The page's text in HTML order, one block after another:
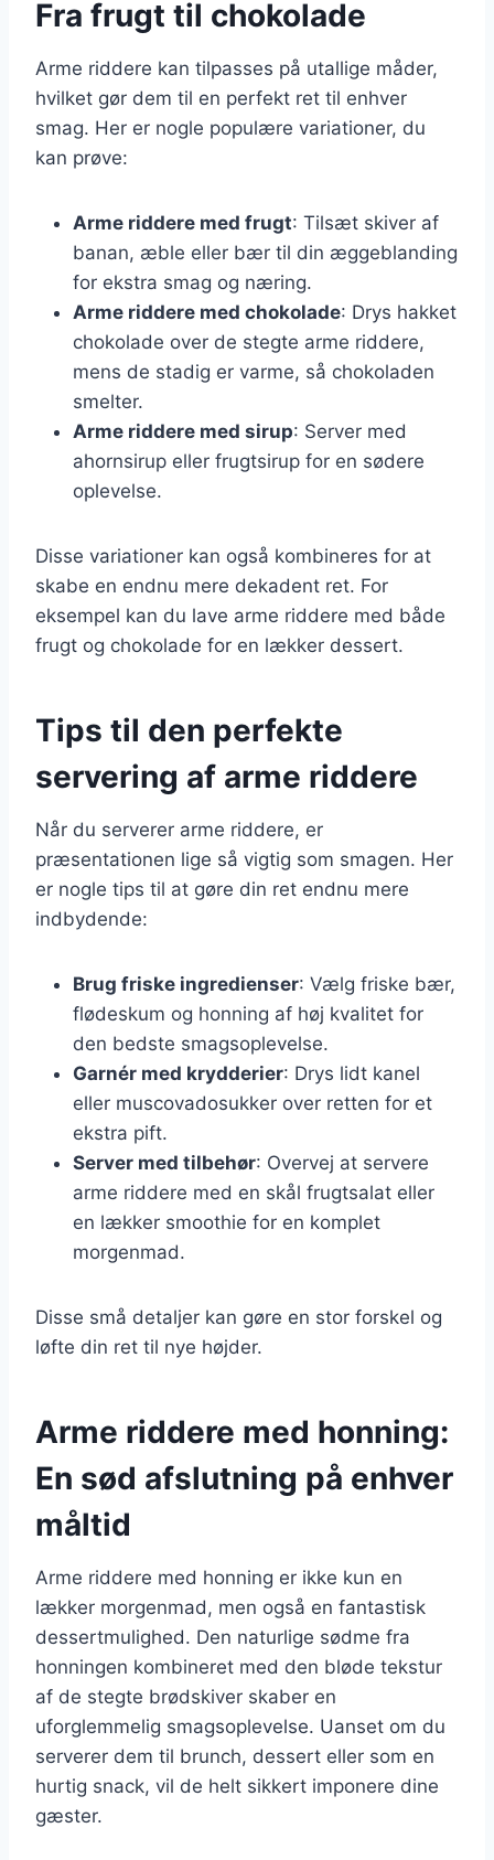
Fra frugt til chokolade
Arme riddere kan tilpasses på utallige måder,
hvilket gør dem til en perfekt ret til enhver
smag. Her er nogle populære variationer, du
kan prøve:
Arme riddere med frugt: Tilsæt skiver af
banan, æble eller bær til din æggeblanding
for ekstra smag og næring.
Arme riddere med chokolade: Drys hakket
chokolade over de stegte arme riddere,
mens de stadig er varme, så chokoladen
smelter.
Arme riddere med sirup: Server med
ahornsirup eller frugtsirup for en sødere
oplevelse.
Disse variationer kan også kombineres for at
skabe en endnu mere dekadent ret. For
eksempel kan du lave arme riddere med både
frugt og chokolade for en lækker dessert.
Tips til den perfekte
servering af arme riddere
Når du serverer arme riddere, er
præsentationen lige så vigtig som smagen. Her
er nogle tips til at gøre din ret endnu mere
indbydende:
Brug friske ingredienser: Vælg friske bær,
flødeskum og honning af høj kvalitet for
den bedste smagsoplevelse.
Garnér med krydderier: Drys lidt kanel
eller muscovadosukker over retten for et
ekstra pift.
Server med tilbehør: Overvej at servere
arme riddere med en skål frugtsalat eller
en lækker smoothie for en komplet
morgenmad.
Disse små detaljer kan gøre en stor forskel og
løfte din ret til nye højder.
Arme riddere med honning:
En sød afslutning på enhver
måltid
Arme riddere med honning er ikke kun en
lækker morgenmad, men også en fantastisk
dessertmulighed. Den naturlige sødme fra
honningen kombineret med den bløde tekstur
af de stegte brødskiver skaber en
uforglemmelig smagsoplevelse. Uanset om du
serverer dem til brunch, dessert eller som en
hurtig snack, vil de helt sikkert imponere dine
gæster.